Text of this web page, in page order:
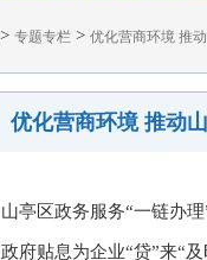
> 专题专栏 > 优化营商环境 推
优化营商环境 推动
山亭区政务服务“一链办
政府贴息为企业“贷”来“及